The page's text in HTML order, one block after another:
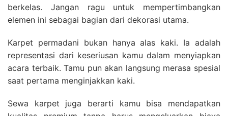
berkelas. Jangan ragu untuk mempertimbangkan
elemen ini sebagai bagian dari dekorasi utama.
Karpet permadani bukan hanya alas kaki. Ia adalah
representasi dari keseriusan kamu dalam menyiapkan
acara terbaik. Tamu pun akan langsung merasa spesial
saat pertama menginjakkan kaki.
Sewa karpet juga berarti kamu bisa mendapatkan